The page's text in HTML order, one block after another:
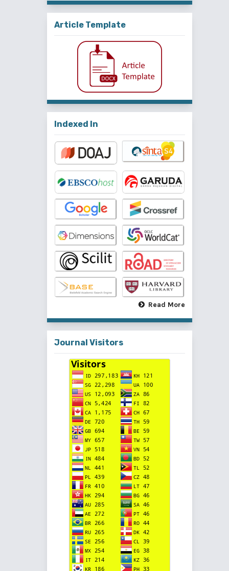
Article Template
Indexed In
Read More
Journal Visitors